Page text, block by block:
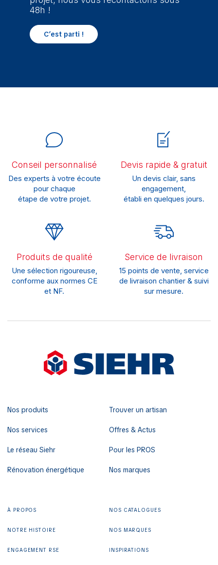
48h !
C’est parti !
Conseil personnalisé
Des experts à votre écoute
pour chaque
étape de votre projet.
Devis rapide & gratuit
Un devis clair, sans
engagement,
établi en quelques jours.
Produits de qualité
Une sélection rigoureuse,
conforme aux normes CE
et NF.
Service de livraison
15 points de vente, service
de livraison chantier & suivi
sur mesure.
Nos produits
Nos services
Le réseau Siehr
Rénovation énergétique
Trouver un artisan
Offres & Actus
Pour les PROS
Nos marques
À PROPOS
NOTRE HISTOIRE
ENGAGEMENT RSE
NOS CATALOGUES
NOS MARQUES
INSPIRATIONS